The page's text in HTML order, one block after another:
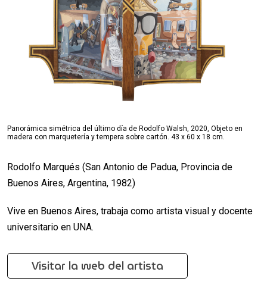
Panorámica simétrica del último día de Rodolfo Walsh, 2020, Objeto en
madera con marquetería y tempera sobre cartón. 43 x 60 x 18 cm.
Rodolfo Marqués (San Antonio de Padua, Provincia de
Buenos Aires, Argentina, 1982)
Vive en Buenos Aires, trabaja como artista visual y docente
universitario en UNA.
Visitar la web del artista